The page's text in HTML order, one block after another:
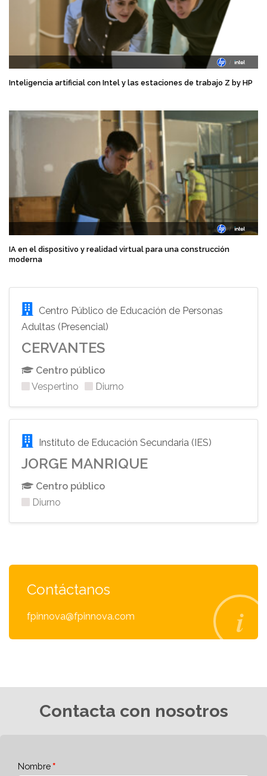
Inteligencia artificial con Intel y las estaciones de trabajo Z by HP
IA en el dispositivo y realidad virtual para una construcción
moderna
Centro Público de Educación de Personas
Adultas (Presencial)
CERVANTES
Centro público
Vespertino
Diurno
Instituto de Educación Secundaria (IES)
JORGE MANRIQUE
Centro público
Diurno
Contáctanos
fpinnova@fpinnova.com
Contacta con nosotros
Nombre